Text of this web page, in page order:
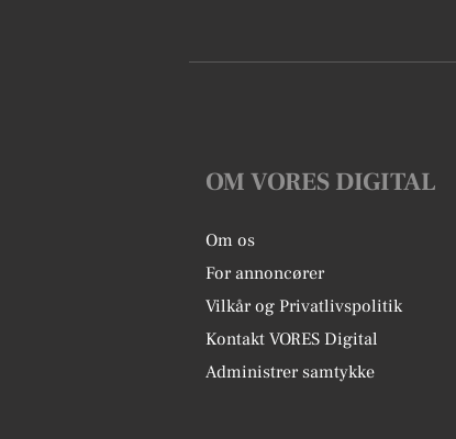
OM VORES DIGITAL
Om os
For annoncører
Vilkår og Privatlivspolitik
Kontakt VORES Digital
Administrer samtykke